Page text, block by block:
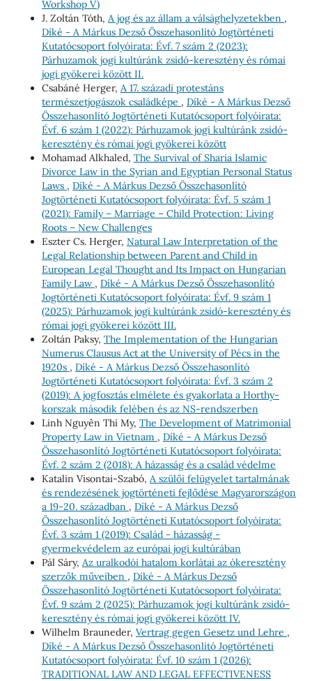
Workshop V)
J. Zoltán Tóth, A jog és az állam a válsághelyzetekben ,
Díké - A Márkus Dezső Összehasonlító Jogtörténeti
Kutatócsoport folyóirata: Évf. 7 szám 2 (2023):
Párhuzamok jogi kultúránk zsidó-keresztény és római
jogi gyökerei között II.
Csabáné Herger, A 17. századi protestáns
természetjogászok családképe , Díké - A Márkus Dezső
Összehasonlító Jogtörténeti Kutatócsoport folyóirata:
Évf. 6 szám 1 (2022): Párhuzamok jogi kultúránk zsidó-
keresztény és római jogi gyökerei között
Mohamad Alkhaled, The Survival of Sharia Islamic
Divorce Law in the Syrian and Egyptian Personal Status
Laws , Díké - A Márkus Dezső Összehasonlító
Jogtörténeti Kutatócsoport folyóirata: Évf. 5 szám 1
(2021): Family – Marriage – Child Protection: Living
Roots – New Challenges
Eszter Cs. Herger, Natural Law Interpretation of the
Legal Relationship between Parent and Child in
European Legal Thought and Its Impact on Hungarian
Family Law , Díké - A Márkus Dezső Összehasonlító
Jogtörténeti Kutatócsoport folyóirata: Évf. 9 szám 1
(2025): Párhuzamok jogi kultúránk zsidó-keresztény és
római jogi gyökerei között III.
Zoltán Paksy, The Implementation of the Hungarian
Numerus Clausus Act at the University of Pécs in the
1920s , Díké - A Márkus Dezső Összehasonlító
Jogtörténeti Kutatócsoport folyóirata: Évf. 3 szám 2
(2019): A jogfosztás elmélete és gyakorlata a Horthy-
korszak második felében és az NS-rendszerben
Linh Nguyên Thi My, The Development of Matrimonial
Property Law in Vietnam , Díké - A Márkus Dezső
Összehasonlító Jogtörténeti Kutatócsoport folyóirata:
Évf. 2 szám 2 (2018): A házasság és a család védelme
Katalin Visontai-Szabó, A szülői felügyelet tartalmának
és rendezésének jogtörténeti fejlődése Magyarországon
a 19-20. században , Díké - A Márkus Dezső
Összehasonlító Jogtörténeti Kutatócsoport folyóirata:
Évf. 3 szám 1 (2019): Család - házasság -
gyermekvédelem az európai jogi kultúrában
Pál Sáry, Az uralkodói hatalom korlátai az ókeresztény
szerzők műveiben , Díké - A Márkus Dezső
Összehasonlító Jogtörténeti Kutatócsoport folyóirata:
Évf. 9 szám 2 (2025): Párhuzamok jogi kultúránk zsidó-
keresztény és római jogi gyökerei között IV.
Wilhelm Brauneder, Vertrag gegen Gesetz und Lehre ,
Díké - A Márkus Dezső Összehasonlító Jogtörténeti
Kutatócsoport folyóirata: Évf. 10 szám 1 (2026):
TRADITIONAL LAW AND LEGAL EFFECTIVENESS